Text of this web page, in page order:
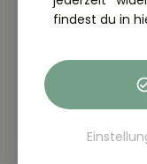
findest du in